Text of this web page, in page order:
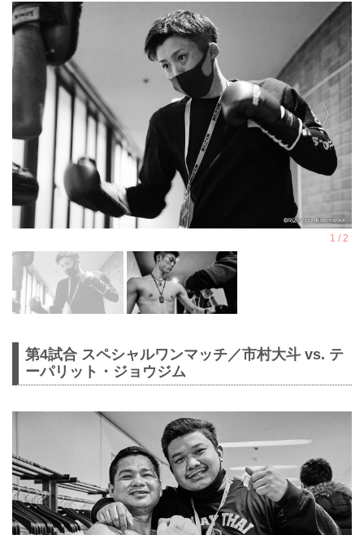
第4試合 スペシャルワンマッチ／市村大斗 vs. テ
ーパリット・ジョウジム